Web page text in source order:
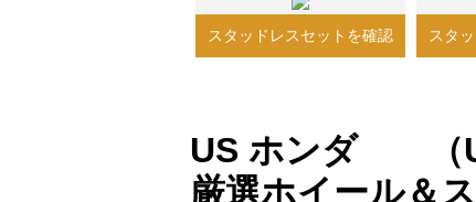
スタッドレスセットを確認 スタ
US ホンダ （
厳選ホイール＆